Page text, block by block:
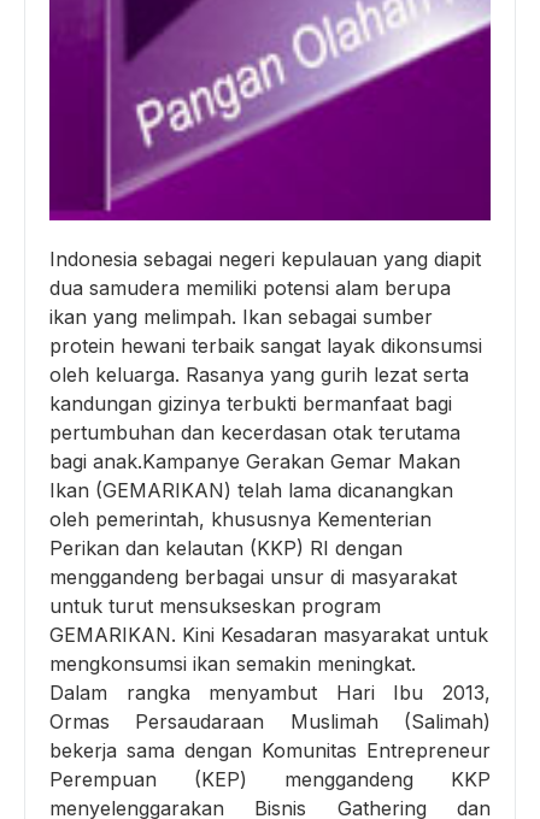
Indonesia sebagai negeri kepulauan yang diapit
dua samudera memiliki potensi alam berupa
ikan yang melimpah. Ikan sebagai sumber
protein hewani terbaik sangat layak dikonsumsi
oleh keluarga. Rasanya yang gurih lezat serta
kandungan gizinya terbukti bermanfaat bagi
pertumbuhan dan kecerdasan otak terutama
bagi anak.Kampanye Gerakan Gemar Makan
Ikan (GEMARIKAN) telah lama dicanangkan
oleh pemerintah, khususnya Kementerian
Perikan dan kelautan (KKP) RI dengan
menggandeng berbagai unsur di masyarakat
untuk turut mensukseskan program
GEMARIKAN. Kini Kesadaran masyarakat untuk
mengkonsumsi ikan semakin meningkat.
Dalam rangka menyambut Hari Ibu 2013,
Ormas Persaudaraan Muslimah (Salimah)
bekerja sama dengan Komunitas Entrepreneur
Perempuan (KEP) menggandeng KKP
menyelenggarakan Bisnis Gathering dan